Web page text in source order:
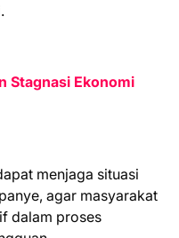
Stagnasi Ekonomi
menjaga situasi
agar masyarakat
dalam proses